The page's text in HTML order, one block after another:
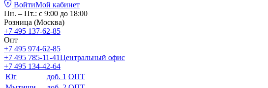
ВойтиМой кабинет
Пн. – Пт.: с 9:00 до 18:00
Розница (Москва)
+7 495 137-62-85
Опт
+7 495 974-62-85
+7 495 785-11-41Центральный офис
+7 495 134-42-64
Юг
доб. 1 ОПТ